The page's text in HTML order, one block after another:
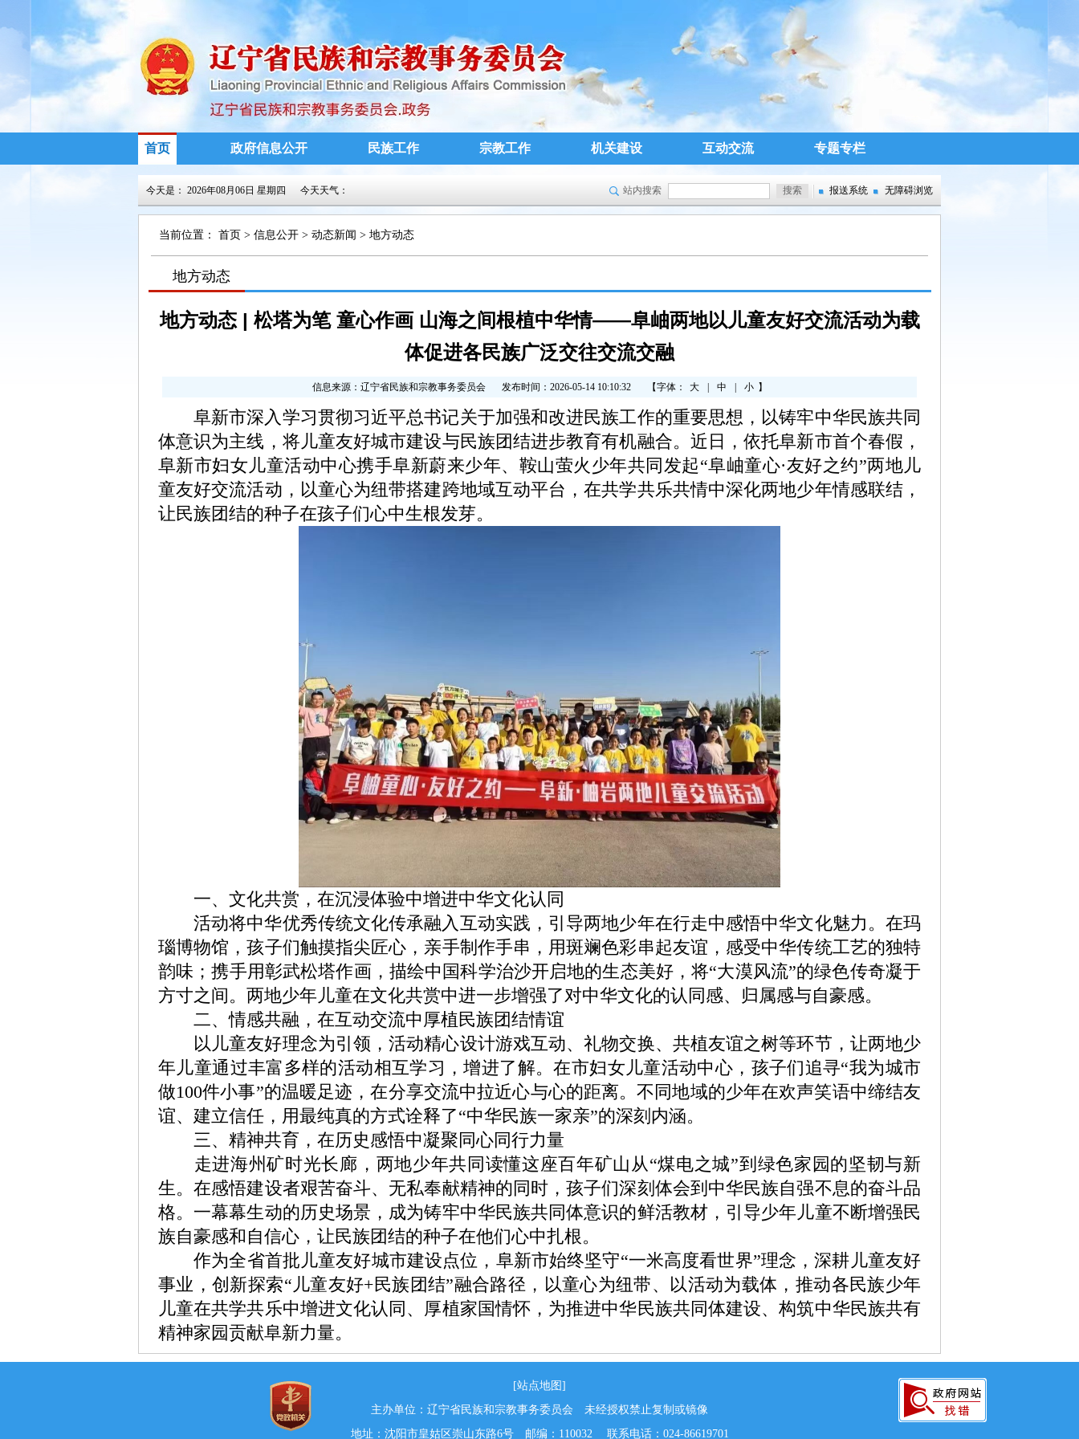
首页 政府信息公开 民族工作 宗教工作 机关建设 互动交流 专题专栏
今天是： 2026年08月06日 星期四 今天天气： 站内搜索 报送系统 无障碍浏览
当前位置： 首页 > 信息公开 > 动态新闻 > 地方动态
>>>
地方动态
地方动态 | 松塔为笔 童心作画 山海之间根植中华情——阜岫两地以儿童友好交流活动为载
体促进各民族广泛交往交流交融
信息来源：辽宁省民族和宗教事务委员会 发布时间：2026-05-14 10:10:32 【字体： 大 中 小 】
阜新市深入学习贯彻习近平总书记关于加强和改进民族工作的重要思想，以铸牢中华民族共同
体意识为主线，将儿童友好城市建设与民族团结进步教育有机融合。近日，依托阜新市首个春假，
阜新市妇女儿童活动中心携手阜新蔚来少年、鞍山萤火少年共同发起“阜岫童心·友好之约”两地儿
童友好交流活动，以童心为纽带搭建跨地域互动平台，在共学共乐共情中深化两地少年情感联结，
让民族团结的种子在孩子们心中生根发芽。
一、文化共赏，在沉浸体验中增进中华文化认同
活动将中华优秀传统文化传承融入互动实践，引导两地少年在行走中感悟中华文化魅力。在玛
瑙博物馆，孩子们触摸指尖匠心，亲手制作手串，用斑斓色彩串起友谊，感受中华传统工艺的独特
韵味；携手用彰武松塔作画，描绘中国科学治沙开启地的生态美好，将“大漠风流”的绿色传奇凝于
方寸之间。两地少年儿童在文化共赏中进一步增强了对中华文化的认同感、归属感与自豪感。
二、情感共融，在互动交流中厚植民族团结情谊
以儿童友好理念为引领，活动精心设计游戏互动、礼物交换、共植友谊之树等环节，让两地少
年儿童通过丰富多样的活动相互学习，增进了解。在市妇女儿童活动中心，孩子们追寻“我为城市
做100件小事”的温暖足迹，在分享交流中拉近心与心的距离。不同地域的少年在欢声笑语中缔结友
谊、建立信任，用最纯真的方式诠释了“中华民族一家亲”的深刻内涵。
三、精神共育，在历史感悟中凝聚同心同行力量
走进海州矿时光长廊，两地少年共同读懂这座百年矿山从“煤电之城”到绿色家园的坚韧与新
生。在感悟建设者艰苦奋斗、无私奉献精神的同时，孩子们深刻体会到中华民族自强不息的奋斗品
格。一幕幕生动的历史场景，成为铸牢中华民族共同体意识的鲜活教材，引导少年儿童不断增强民
族自豪感和自信心，让民族团结的种子在他们心中扎根。
作为全省首批儿童友好城市建设点位，阜新市始终坚守“一米高度看世界”理念，深耕儿童友好
事业，创新探索“儿童友好+民族团结”融合路径，以童心为纽带、以活动为载体，推动各民族少年
儿童在共学共乐中增进文化认同、厚植家国情怀，为推进中华民族共同体建设、构筑中华民族共有
精神家园贡献阜新力量。
[站点地图]
主办单位：辽宁省民族和宗教事务委员会 未经授权禁止复制或镜像
地址：沈阳市皇姑区崇山东路6号 邮编：110032 联系电话：024-86619701